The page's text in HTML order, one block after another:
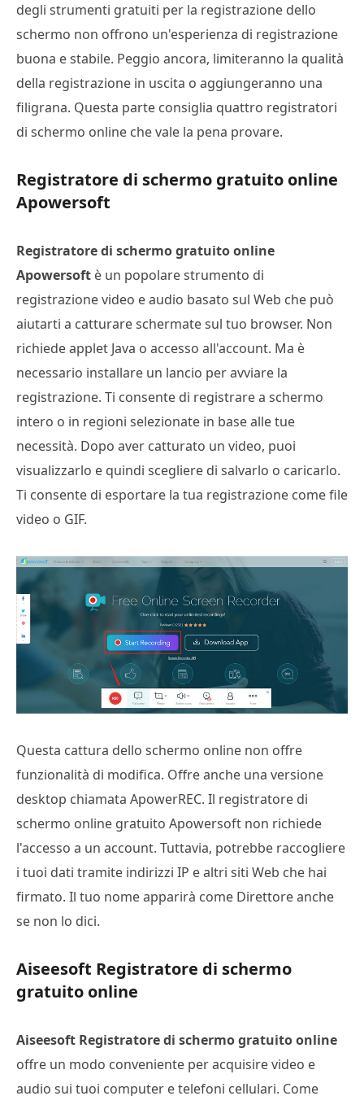
degli strumenti gratuiti per la registrazione dello
schermo non offrono un'esperienza di registrazione
buona e stabile. Peggio ancora, limiteranno la qualità
della registrazione in uscita o aggiungeranno una
filigrana. Questa parte consiglia quattro registratori
di schermo online che vale la pena provare.
Registratore di schermo gratuito online
Apowersoft
Registratore di schermo gratuito online
Apowersoft è un popolare strumento di
registrazione video e audio basato sul Web che può
aiutarti a catturare schermate sul tuo browser. Non
richiede applet Java o accesso all'account. Ma è
necessario installare un lancio per avviare la
registrazione. Ti consente di registrare a schermo
intero o in regioni selezionate in base alle tue
necessità. Dopo aver catturato un video, puoi
visualizzarlo e quindi scegliere di salvarlo o caricarlo.
Ti consente di esportare la tua registrazione come file
video o GIF.
Questa cattura dello schermo online non offre
funzionalità di modifica. Offre anche una versione
desktop chiamata ApowerREC. Il registratore di
schermo online gratuito Apowersoft non richiede
l'accesso a un account. Tuttavia, potrebbe raccogliere
i tuoi dati tramite indirizzi IP e altri siti Web che hai
firmato. Il tuo nome apparirà come Direttore anche
se non lo dici.
Aiseesoft Registratore di schermo
gratuito online
Aiseesoft Registratore di schermo gratuito online
offre un modo conveniente per acquisire video e
audio sui tuoi computer e telefoni cellulari. Come